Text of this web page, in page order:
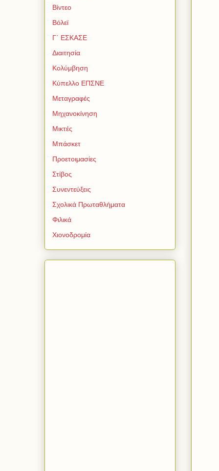
Βίντεο
Βόλεϊ
Γ΄ ΕΣΚΑΣΕ
Διαιτησία
Κολύμβηση
Κύπελλο ΕΠΣΝΕ
Μεταγραφές
Μηχανοκίνηση
Μικτές
Μπάσκετ
Προετοιμασίες
Στίβος
Συνεντεύξεις
Σχολικά Πρωταθλήματα
Φιλικά
Χιονοδρομία